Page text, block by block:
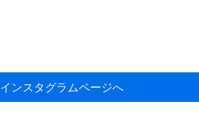
インスタグラムページへ